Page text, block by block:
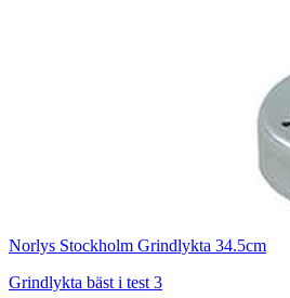
Norlys Stockholm Grindlykta 34.5cm
Grindlykta bäst i test 3